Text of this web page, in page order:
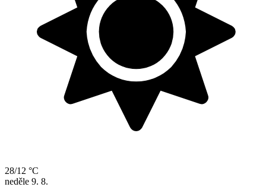
28/12 °C
neděle 9. 8.